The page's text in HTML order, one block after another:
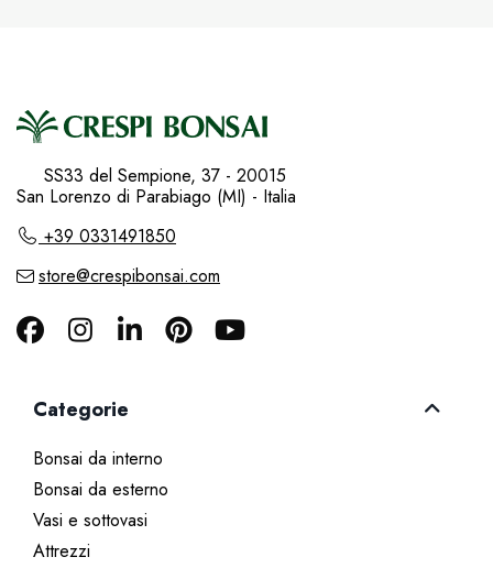
SS33 del Sempione, 37 - 20015
San Lorenzo di Parabiago (MI) - Italia
+39 0331491850
store@crespibonsai.com
Categorie
Bonsai da interno
Bonsai da esterno
Vasi e sottovasi
Attrezzi